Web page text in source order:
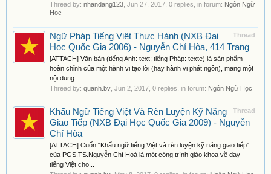
Thread by: nhandang123 Jun 27, 2017 , 0 replies, in forum: Ngôn Ngữ
Học
Thread
Ngữ Pháp Tiếng Việt Thực Hành (NXB Đại
Học Quốc Gia 2006) - Nguyễn Chí Hòa, 414 Trang
[ATTACH] Văn bản (tiếng Anh: text; tiếng Pháp: texte) là sản phẩm
hoàn chỉnh của một hành vi tạo lời (hay hành vi phát ngôn), mang một
nội dung...
Thread by: quanh.bv Jun 2, 2017 , 0 replies, in forum: Ngôn Ngữ Học
Thread
Khẩu Ngữ Tiếng Việt Và Rèn Luyện Kỹ Năng
Giao Tiếp (NXB Đại Học Quốc Gia 2009) - Nguyễn
Chí Hòa
[ATTACH] Cuốn “Khẩu ngữ tiếng Việt và rèn luyện kỹ năng giao tiếp''
của PGS.TS.Nguyễn Chí Hoà là một công trình giáo khoa về dạy
tiếng Việt cho...